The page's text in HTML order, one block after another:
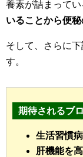
養素が詰まってい
いることから便
そして、さらに
す。
期待されるブ
生活習慣
肝機能を